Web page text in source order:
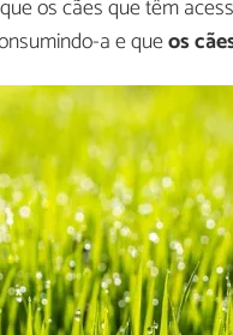
os cães que têm
a e queos